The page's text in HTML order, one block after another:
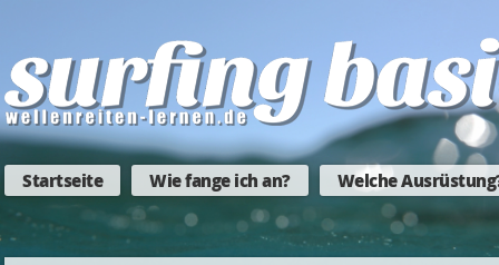
Startseite Wie fange ich an? Welche